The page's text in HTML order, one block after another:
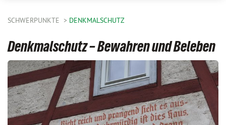
SCHWERPUNKTE DENKMALSCHUTZ
Denkmalschutz – Bewahren und Beleben